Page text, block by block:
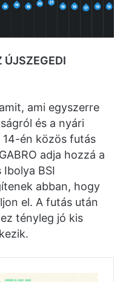
ÚJSZEGEDI
ami egyszerre
és a nyári
14-én közös futás
adja hozzá a
Ibolya BSI
abban, hogy
el. A futás után
tényleg jó kis